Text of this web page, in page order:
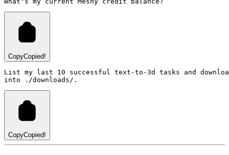
CopyCopied!
List my last 10 successful text-to-3d tasks and
CopyCopied!